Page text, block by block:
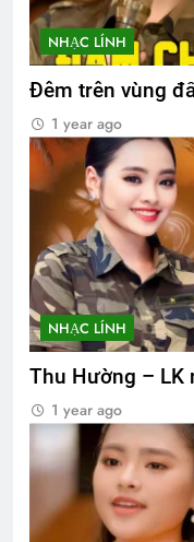
NHẠC LÍNH
Đêm trên vùng
1 year ago
NHẠC LÍNH
Thu Hường – LK
1 year ago